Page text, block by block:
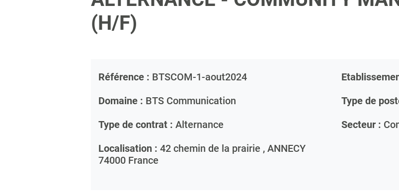
(H/F)
Référence : BTSCOM-1-aout2024
Domaine : BTS Communication Type de
Type de contrat : Alternance Secteur :
Localisation : 42 chemin de la prairie , ANNECY
74000 France